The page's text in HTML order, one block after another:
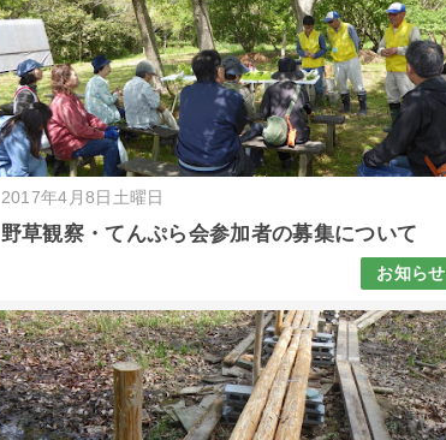
2017年4月8日土曜日
野草観察・てんぷら会参加者の募集について
お知らせ